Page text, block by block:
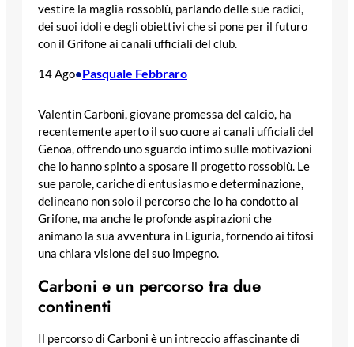
vestire la maglia rossoblù, parlando delle sue radici,
dei suoi idoli e degli obiettivi che si pone per il futuro
con il Grifone ai canali ufficiali del club.
14 Ago•Pasquale Febbraro
Valentin Carboni, giovane promessa del calcio, ha
recentemente aperto il suo cuore ai canali ufficiali del
Genoa, offrendo uno sguardo intimo sulle motivazioni
che lo hanno spinto a sposare il progetto rossoblù. Le
sue parole, cariche di entusiasmo e determinazione,
delineano non solo il percorso che lo ha condotto al
Grifone, ma anche le profonde aspirazioni che
animano la sua avventura in Liguria, fornendo ai tifosi
una chiara visione del suo impegno.
Carboni e un percorso tra due
continenti
Il percorso di Carboni è un intreccio affascinante di